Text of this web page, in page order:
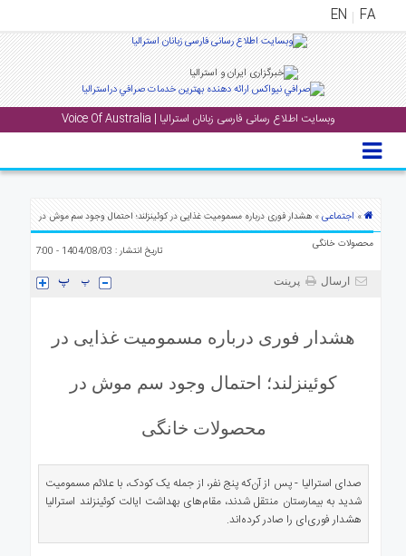
FA
EN
وبسایت اطلاع رسانی فارسی زبانان استرالیا | Voice Of Australia
منوی
اصلی
پادکست
درباره
ارتباط
» اجتماعی» هشدار فوری درباره مسمومیت غذایی در کوئینزلند؛ احتمال وجود سم موش در
محصولات خانگی
تاریخ انتشار : 1404/08/03 - 7:00
ارسال پرینت
هشدار فوری درباره مسمومیت غذایی در
کوئینزلند؛ احتمال وجود سم موش در
محصولات خانگی
صدای استرالیا - پس از آن‌که پنج نفر، از جمله یک کودک، با علائم مسمومیت
شدید به بیمارستان منتقل شدند، مقام‌های بهداشت ایالت کوئینزلند استرالیا
هشدار فوری‌ای را صادر کرده‌اند.